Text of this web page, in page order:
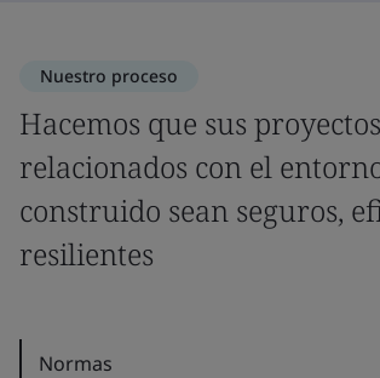
Nuestro proceso
Hacemos que sus proyectos
relacionados con el
construido sean seguros,
resilientes
Normas